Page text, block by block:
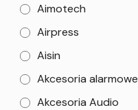
Aimotech
Airpress
Aisin
Akcesoria alarmowe
Akcesoria Audio